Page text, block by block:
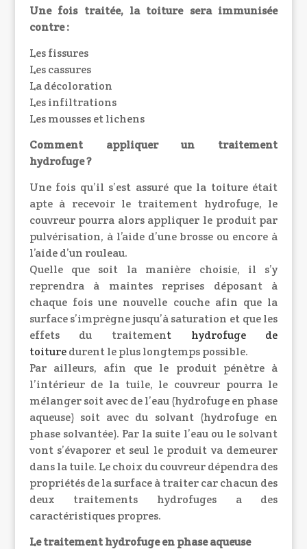
Une fois traitée, la toiture sera immunisée
contre :
Les fissures
Les cassures
La décoloration
Les infiltrations
Les mousses et lichens
Comment appliquer un traitement
hydrofuge ?
Une fois qu’il s’est assuré que la toiture était
apte à recevoir le traitement hydrofuge, le
couvreur pourra alors appliquer le produit par
pulvérisation, à l’aide d’une brosse ou encore à
l’aide d’un rouleau.
Quelle que soit la manière choisie, il s’y
reprendra à maintes reprises déposant à
chaque fois une nouvelle couche afin que la
surface s’imprègne jusqu’à saturation et que les
effets du traitement hydrofuge de
toiture durent le plus longtemps possible.
Par ailleurs, afin que le produit pénètre à
l’intérieur de la tuile, le couvreur pourra le
mélanger soit avec de l’eau (hydrofuge en phase
aqueuse) soit avec du solvant (hydrofuge en
phase solvantée). Par la suite l’eau ou le solvant
vont s’évaporer et seul le produit va demeurer
dans la tuile. Le choix du couvreur dépendra des
propriétés de la surface à traiter car chacun des
deux traitements hydrofuges a des
caractéristiques propres.
Le traitement hydrofuge en phase aqueuse